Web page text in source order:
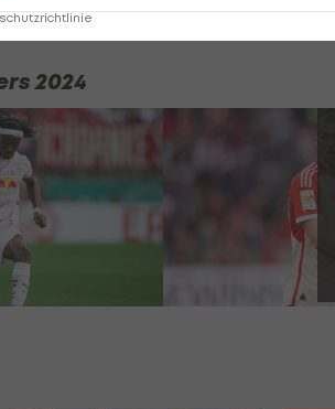
2024